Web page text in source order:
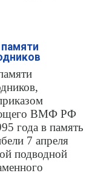
ВМФ РФ
года в память
7 апреля
подводной